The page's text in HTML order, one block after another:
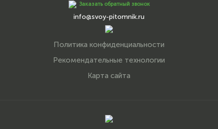
Заказать обратный звонок
info@svoy-pitomnik.ru
Политика конфиденциальности
Рекомендательные технологии
Карта сайта